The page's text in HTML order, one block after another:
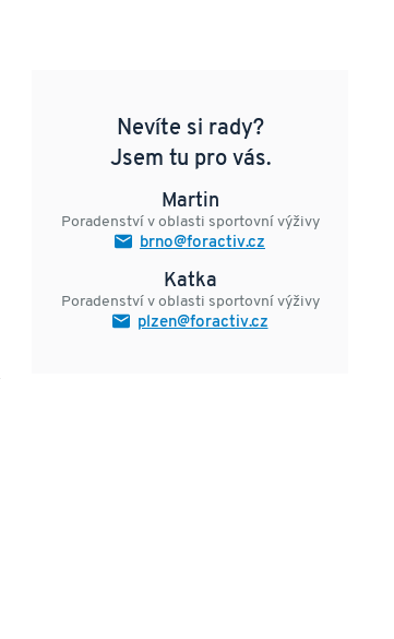
Nevíte si rady?
Jsem tu pro vás.
Martin
Poradenství v oblasti sportovní výživy
brno@foractiv.cz
Katka
Poradenství v oblasti sportovní výživy
plzen@foractiv.cz